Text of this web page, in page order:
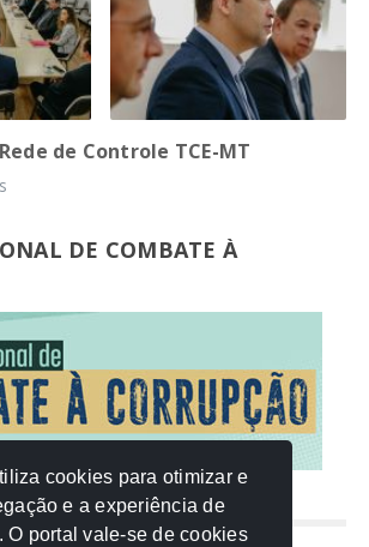
de Controle TCE-MT
DE COMBATE À
cookies para otimizar e
e a experiência de
O portal vale-se de cookies